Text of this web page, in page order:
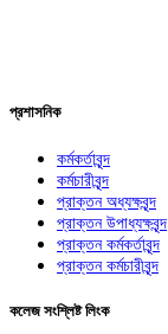
প্রশাসনিক
কর্মকর্তাবৃন্দ
কর্মচারীবৃন্দ
প্রাক্তন অধ্যক্ষবৃন্দ
প্রাক্তন উপাধ্যক্ষবৃন্দ
প্রাক্তন কর্মকর্তাবৃন্দ
প্রাক্তন কর্মচারীবৃন্দ
কলেজ সংশ্লিষ্ট লিংক